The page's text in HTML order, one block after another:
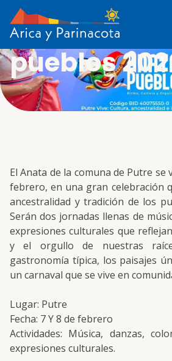
Anata de los
pueblos
El Anata de la comuna de Putre se
febrero, en una gran celebración
ancestralidad y tradición de los
Serán dos jornadas llenas de
expresiones culturales que
y el orgullo de nuestras
gastronomía típica, los paisajes
un carnaval que se vive en
Lugar: Putre
Fecha: 7 Y 8 de febrero
Actividades: Música, danzas,
expresiones culturales.